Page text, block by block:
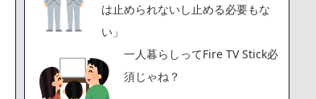
は止められないし止める必要もな
い」
一人暮らしってFire TV Stick必
須じゃね？